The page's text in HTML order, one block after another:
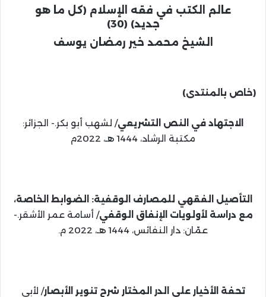
عالم الكتب في فقه الإسلام (كل ما هو
جديد) (30)
الشيخ محمد خير رمضان يوسف
(خاص بالمنتدى)
الاجتهاد في النص التشريعي/ لشهب أبو بكر.- الجزائر:
مكتبة الرشاد، 1444 هـ، 2022م
التأصيل الفقهي للمصارف الوقفية: الضوابط الخاصة،
مع دراسة لأولويات الإنفاق الوقفي/ أسامة عمر الأشقر.-
عمّان: دار النفائس، 1444 هـ، 2022 م.
تحفة الأخيار على الدر المختار شرح تنوير الأبصار/ لأبي